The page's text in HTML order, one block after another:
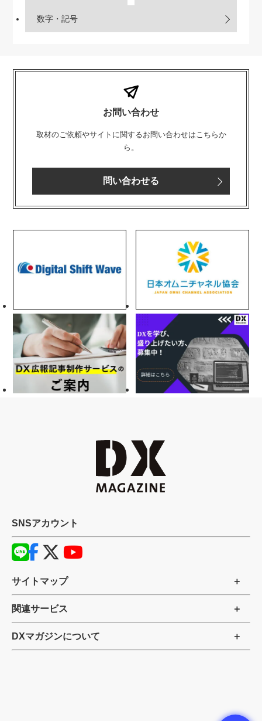
数字・記号
お問い合わせ
取材のご依頼やサイトに関するお問い合わせはこちらか
ら。
問い合わせる
SNSアカウント
サイトマップ
関連サービス
DXマガジンについて